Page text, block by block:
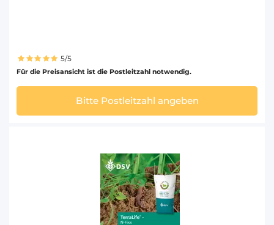
5/5
Für die Preisansicht ist die Postleitzahl notwendig.
Bitte Postleitzahl angeben